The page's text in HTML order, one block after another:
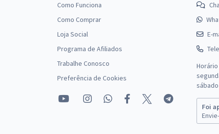
Como Funciona
Como Comprar
Loja Social
Programa de Afiliados
Trabalhe Conosco
Preferência de Cookies
E-
sábado
Foi